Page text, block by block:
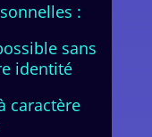
:
sans
identité
caractère